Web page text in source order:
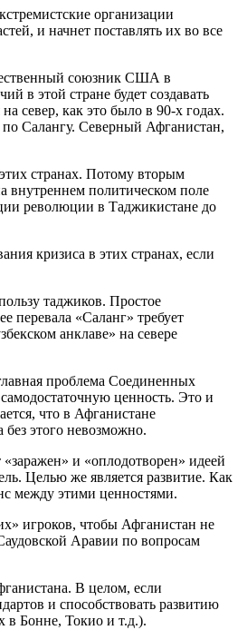
организации
и начнет поставлять их во все
союзник США в
в этой стране будет создавать
север, как это было в 90-х годах.
Салангу. Северный Афганистан,
странах. Потому вторым
внутреннем политическом поле
революции в Таджикистане до
кризиса в этих странах, если
таджиков. Простое
перевала «Саланг» требует
анклаве» на севере
проблема Соединенных
ценность. Это и
что в Афганистане
без этого невозможно.
и «оплодотворен» идеей
Целью же является развитие. Как
между этими ценностями.
игроков, чтобы Афганистан не
Аравии по вопросам
В целом, если
и способствовать развитию
в Бонне, Токио и т.д.).